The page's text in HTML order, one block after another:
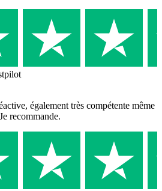
également très compétente même
recommande.